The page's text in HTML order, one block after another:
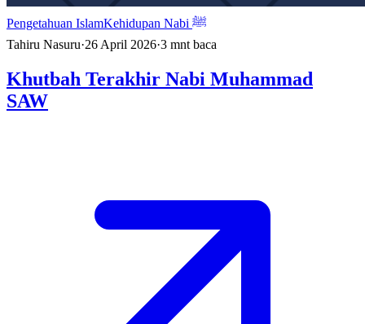
Pengetahuan Islam
Kehidupan Nabi ﷺ
Tahiru Nasuru·26 April 2026·3 mnt baca
Khutbah Terakhir Nabi Muhammad
SAW